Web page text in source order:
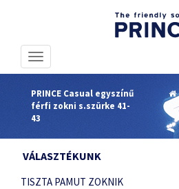
PRINCE Casual egyszínű
férfi zokni s.szürke 41-
43
VÁLASZTÉKUNK
TISZTA PAMUT ZOKNIK